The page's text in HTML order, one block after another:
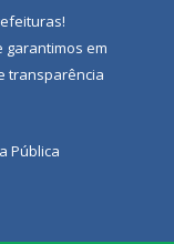
!
garantimos em
transparência
Pública